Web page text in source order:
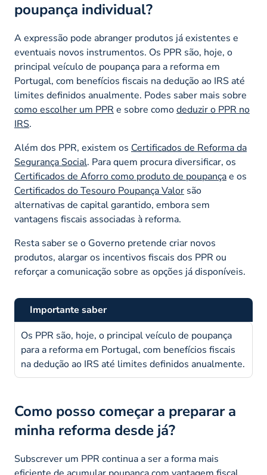
poupança individual?
A expressão pode abranger produtos já existentes e
eventuais novos instrumentos. Os PPR são, hoje, o
principal veículo de poupança para a reforma em
Portugal, com benefícios fiscais na dedução ao IRS até
limites definidos anualmente. Podes saber mais sobre
como escolher um PPR e sobre comodeduzir o PPR no
IRS.
Além dos PPR, existem os Certificados de Reforma da
Segurança Social. Para quem procura diversificar, os
Certificados de Aforro como produto de poupançae os
Certificados do Tesouro Poupança Valor são
alternativas de capital garantido, embora sem
vantagens fiscais associadas à reforma.
Resta saber se o Governo pretende criar novos
produtos, alargar os incentivos fiscais dos PPR ou
reforçar a comunicação sobre as opções já disponíveis.
Importante saber
Os PPR são, hoje, o principal veículo de poupança
para a reforma em Portugal, com benefícios fiscais
na dedução ao IRS até limites definidos anualmente.
Como posso começar a preparar a
minha reforma desde já?
Subscrever um PPR continua a ser a forma mais